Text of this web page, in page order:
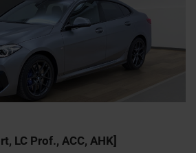
LC Prof., ACC, AHK]